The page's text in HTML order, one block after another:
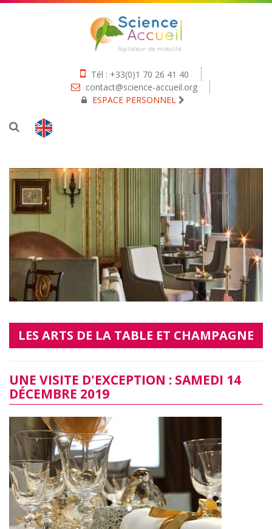
Tél : +33(0)1 70 26 41 40
contact@science-accueil.org
ESPACE PERSONNEL
LES ARTS DE LA TABLE ET CHAMPAGNE
UNE VISITE D'EXCEPTION : SAMEDI 14
DÉCEMBRE 2019